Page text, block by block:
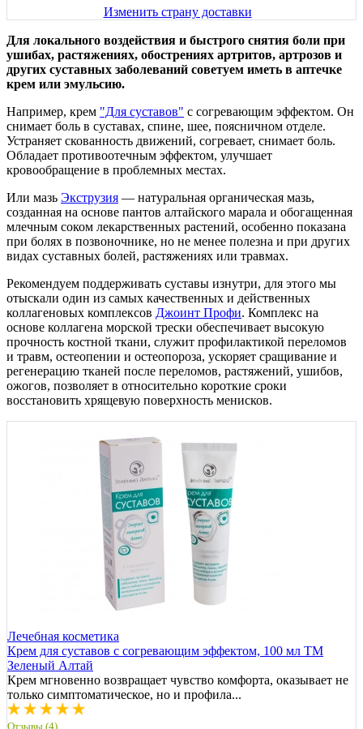
Изменить страну доставки
Для локального воздействия и быстрого снятия боли при
ушибах, растяжениях, обострениях артритов, артрозов и
других суставных заболеваний советуем иметь в аптечке
крем или эмульсию.
Например, крем "Для суставов" с согревающим эффектом. Он
снимает боль в суставах, спине, шее, поясничном отделе.
Устраняет скованность движений, согревает, снимает боль.
Обладает противоотечным эффектом, улучшает
кровообращение в проблемных местах.
Или мазь Экструзия — натуральная органическая мазь,
созданная на основе пантов алтайского марала и обогащенная
млечным соком лекарственных растений, особенно показана
при болях в позвоночнике, но не менее полезна и при других
видах суставных болей, растяжениях или травмах.
Рекомендуем поддерживать суставы изнутри, для этого мы
отыскали один из самых качественных и действенных
коллагеновых комплексов Джоинт Профи. Комплекс на
основе коллагена морской трески обеспечивает высокую
прочность костной ткани, служит профилактикой переломов
и травм, остеопении и остеопороза, ускоряет сращивание и
регенерацию тканей после переломов, растяжений, ушибов,
ожогов, позволяет в относительно короткие сроки
восстановить хрящевую поверхность менисков.
Лечебная косметика
Крем для суставов с согревающим эффектом, 100 мл ТМ
Зеленый Алтай
Крем мгновенно возвращает чувство комфорта, оказывает не
только симптоматическое, но и профила...
Отзывы (4)